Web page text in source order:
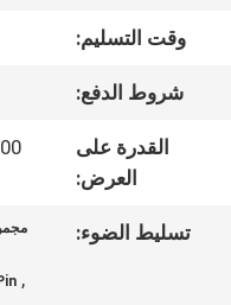
وقت التسليم:
شروط الدفع:
القدرة على
العرض:
500000
تسليط الضوء:
,